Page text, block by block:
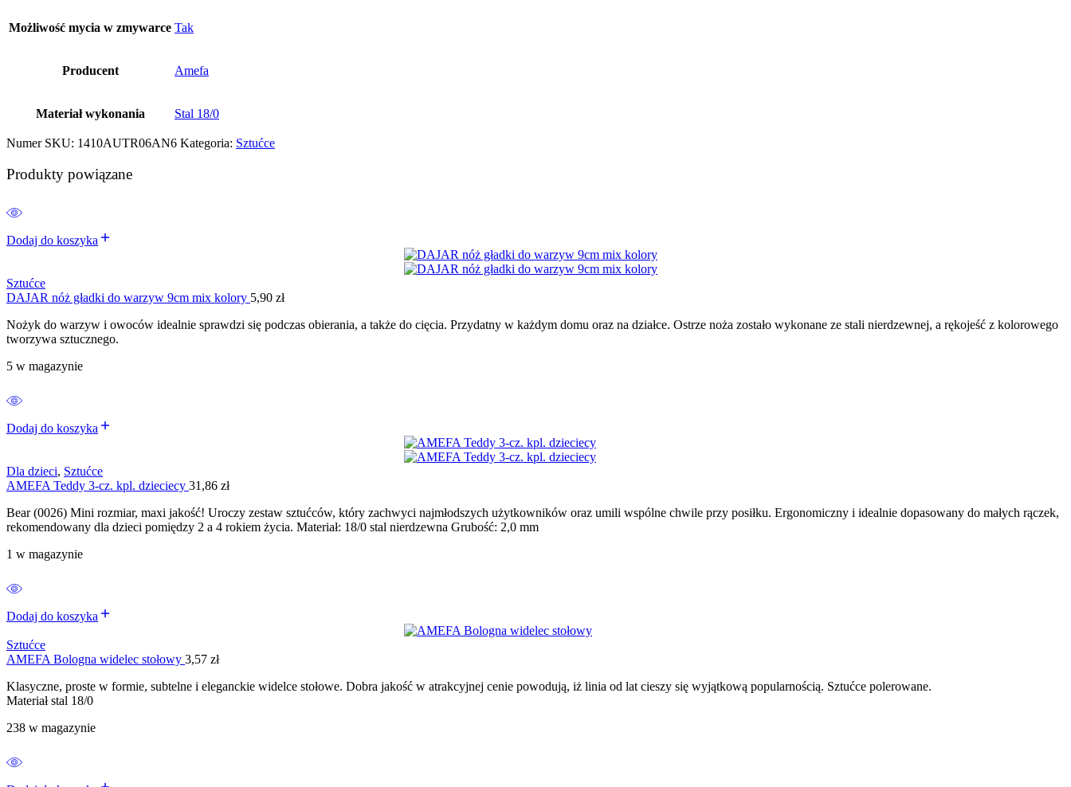
Możliwość mycia w zmywarce Tak
Producent Amefa
Materiał wykonania Stal 18/0
Numer SKU: 1410AUTR06AN6 Kategoria: Sztućce
Produkty powiązane
Dodaj do koszyka
Sztućce
DAJAR nóż gładki do warzyw 9cm mix kolory 5,90 zł
Nożyk do warzyw i owoców idealnie sprawdzi się podczas obierania, a także do cięcia. Przydatny w każdym domu oraz na działce. Ostrze noża zostało wykonane ze stali nierdzewnej, a rękojeść z kolorowego
tworzywa sztucznego.
5 w magazynie
Dodaj do koszyka
Dla dzieci, Sztućce
AMEFA Teddy 3-cz. kpl. dzieciecy 31,86 zł
Bear (0026) Mini rozmiar, maxi jakość! Uroczy zestaw sztućców, który zachwyci najmłodszych użytkowników oraz umili wspólne chwile przy posiłku. Ergonomiczny i idealnie dopasowany do małych rączek,
rekomendowany dla dzieci pomiędzy 2 a 4 rokiem życia. Materiał: 18/0 stal nierdzewna Grubość: 2,0 mm
1 w magazynie
Dodaj do koszyka
Sztućce
AMEFA Bologna widelec stołowy 3,57 zł
Klasyczne, proste w formie, subtelne i eleganckie widelce stołowe. Dobra jakość w atrakcyjnej cenie powodują, iż linia od lat cieszy się wyjątkową popularnością. Sztućce polerowane.
Materiał stal 18/0
238 w magazynie